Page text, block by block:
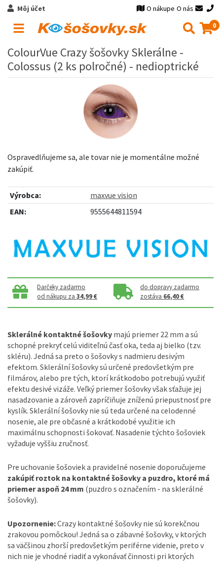
Môj účet O nákupe O nás
0
ColourVue Crazy šošovky Sklerálne -
Colossus (2 ks polročné) - nedioptrické
Ospravedlňujeme sa, ale tovar nie je momentálne možné
zakúpiť.
Výrobca:
maxvue vision
EAN:
9555644811594
Darčeky zadarmo
od nákupu za34,99 €
do dopravy zadarmo
zostáva 66,40 €
Sklerálné kontaktné šošovky majú priemer 22 mm a sú
schopné prekryť celú viditeľnú časť oka, teda aj bielko (tzv.
skléru). Jedná sa preto o šošovky s nadmieru desivým
efektom. Sklerální šošovky sú určené predovšetkým pre
filmárov, alebo pre tých, ktorí krátkodobo potrebujú využiť
efektu desivé vizáže. Veľký priemer šošovky však sťažuje jej
nasadzovanie a zároveň zapríčiňuje zníženú priepustnosť pre
kyslík. Sklerální šošovky nie sú teda určené na celodenné
nosenie, ale pre občasné a krátkodobé využitie ich
maximálnu schopnosti šokovať. Nasadenie týchto šošoviek
vyžaduje vyššiu zručnosť.
Pre uchovanie šošoviek a pravidelné nosenie doporučujeme
zakúpiť roztok na kontaktné šošovky a puzdro, ktoré má
priemer aspoň 24 mm (puzdro s označením - na sklerálné
šošovky).
Upozornenie:Crazy kontaktné šošovky nie sú korekčnou
zrakovou pomôckou! Jedná sa o zábavné šošovky, v ktorých
sa väčšinou zhorší predovšetkým periférne videnie, preto v
nich nie je vhodné riadiť a vykonávať činnosti pri ktorých